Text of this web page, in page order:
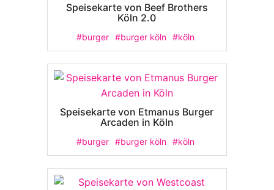
Speisekarte von Beef Brothers
Köln 2.0
#burger #burger köln #köln
Speisekarte von Etmanus Burger
Arcaden in Köln
#burger #burger köln #köln